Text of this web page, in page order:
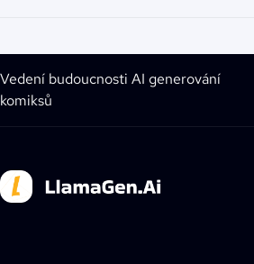
Vedení budoucnosti AI generování
komiksů